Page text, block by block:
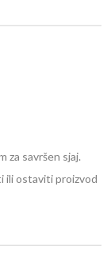
za savršen sjaj.
ili ostaviti proizvod